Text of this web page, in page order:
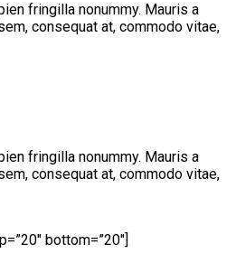
fringilla nonummy. Mauris a
consequat at, commodo vitae,
fringilla nonummy. Mauris a
consequat at, commodo vitae,
bottom=”20″]